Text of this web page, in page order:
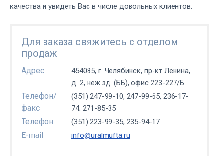
качества и увидеть Вас в числе довольных клиентов.
Для заказа свяжитесь с отделом
продаж
Адрес
454085, г. Челябинск, пр-кт Ленина,
д. 2, неж.зд. (ББ), офис 223-227/Б
Телефон/
факс
(351) 247-99-10, 247-99-65, 236-17-
74, 271-85-35
Телефон (351) 223-99-35, 235-94-17
E-mail info@uralmufta.ru